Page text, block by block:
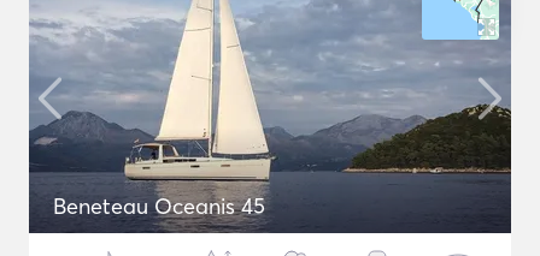
Beneteau Oceanis 45